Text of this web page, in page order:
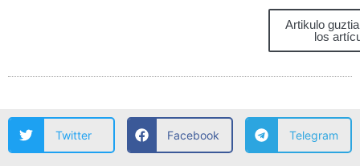
Artikulo
los
Twitter Facebook Telegram